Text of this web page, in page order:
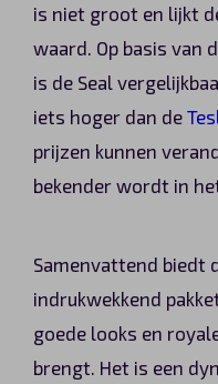
is niet groot en lijkt
waard. Op basis van
is de Seal
iets hoger dan de
prijzen kunnen
bekender wordt in het
Samenvattend biedt
indrukwekkend
goede looks en
brengt. Het is een